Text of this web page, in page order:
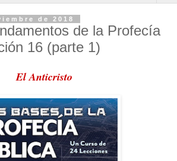
de 2018
de la Profecía
16 (parte 1)
El Anticristo